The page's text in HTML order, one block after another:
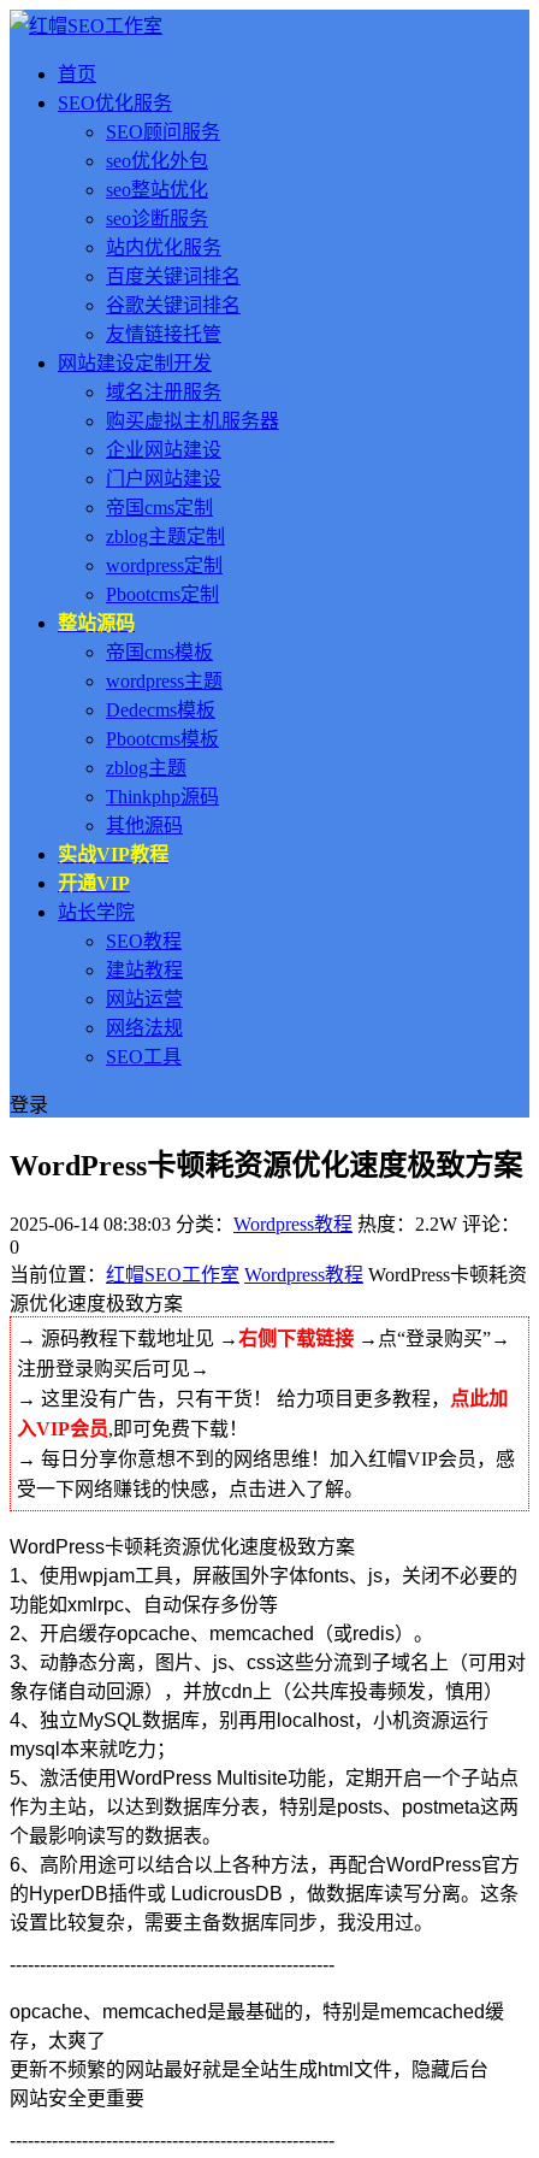
首页
SEO优化服务
SEO顾问服务
seo优化外包
seo整站优化
seo诊断服务
站内优化服务
百度关键词排名
谷歌关键词排名
友情链接托管
网站建设定制开发
域名注册服务
购买虚拟主机服务器
企业网站建设
门户网站建设
帝国cms定制
zblog主题定制
wordpress定制
Pbootcms定制
整站源码
帝国cms模板
wordpress主题
Dedecms模板
Pbootcms模板
zblog主题
Thinkphp源码
其他源码
实战VIP教程
开通VIP
站长学院
SEO教程
建站教程
网站运营
网络法规
SEO工具
登录
WordPress卡顿耗资源优化速度极致方案
2025-06-14 08:38:03 分类： Wordpress教程 热度：2.2W 评论：
0
当前位置： 红帽SEO工作室 Wordpress教程 WordPress卡顿耗资
源优化速度极致方案
→ 源码教程下载地址见 →右侧下载链接 →点“登录购买”→
注册登录购买后可见→
→ 这里没有广告，只有干货！ 给力项目更多教程，
点此加
入VIP会员,即可免费下载！
→ 每日分享你意想不到的网络思维！加入红帽VIP会员，感
受一下网络赚钱的快感，点击进入了解。
WordPress卡顿耗资源优化速度极致方案
1、使用wpjam工具，屏蔽国外字体fonts、js，关闭不必要的
功能如xmlrpc、自动保存多份等
2、开启缓存opcache、memcached（或redis）。
3、动静态分离，图片、js、css这些分流到子域名上（可用对
象存储自动回源），并放cdn上（公共库投毒频发，慎用）
4、独立MySQL数据库，别再用localhost，小机资源运行
mysql本来就吃力；
5、激活使用WordPress Multisite功能，定期开启一个子站点
作为主站，以达到数据库分表，特别是posts、postmeta这两
个最影响读写的数据表。
6、高阶用途可以结合以上各种方法，再配合WordPress官方
的HyperDB插件或 LudicrousDB ，做数据库读写分离。这条
设置比较复杂，需要主备数据库同步，我没用过。
------------------------------------------------------
opcache、memcached是最基础的，特别是memcached缓
存，太爽了
更新不频繁的网站最好就是全站生成html文件，隐藏后台
网站安全更重要
------------------------------------------------------